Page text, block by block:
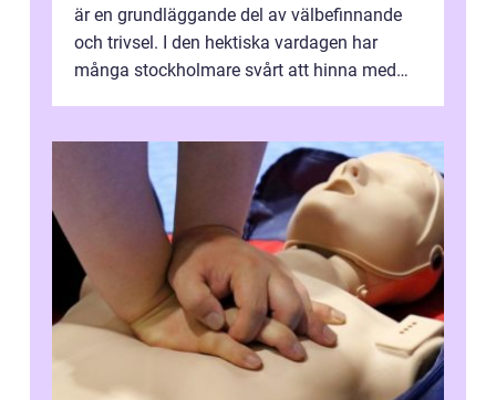
är en grundläggande del av välbefinnande
och trivsel. I den hektiska vardagen har
många stockholmare svårt att hinna med